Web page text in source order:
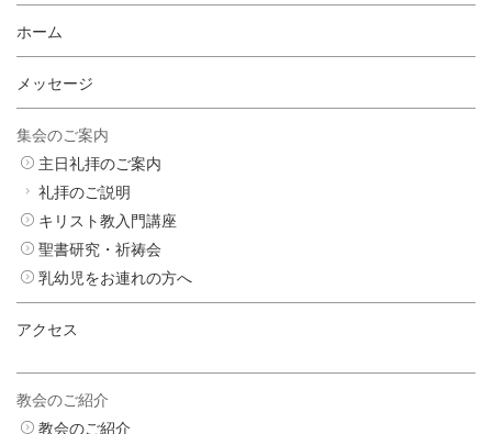
ホーム
メッセージ
集会のご案内
主日礼拝のご案内
礼拝のご説明
キリスト教入門講座
聖書研究・祈祷会
乳幼児をお連れの方へ
アクセス
教会のご紹介
教会のご紹介